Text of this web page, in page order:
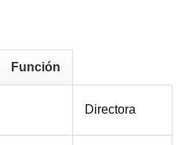
Función
Función
Directora